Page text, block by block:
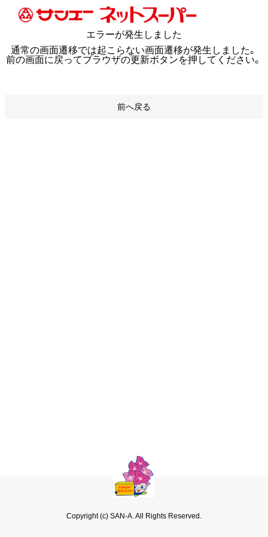
エラーが発生しました
通常の画面遷移では起こらない画面遷移が発生しました。
前の画面に戻ってブラウザの更新ボタンを押してください。
前へ戻る
Copyright (c) SAN-A. All Rights Reserved.